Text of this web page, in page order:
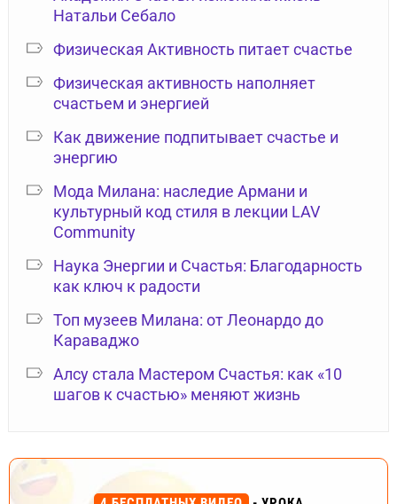
Натальи Себало
Физическая Активность питает счастье
Физическая активность наполняет
счастьем и энергией
Как движение подпитывает счастье и
энергию
Мода Милана: наследие Армани и
культурный код стиля в лекции LAV
Community
Наука Энергии и Счастья: Благодарность
как ключ к радости
Топ музеев Милана: от Леонардо до
Караваджо
Алсу стала Мастером Счастья: как «10
шагов к счастью» меняют жизнь